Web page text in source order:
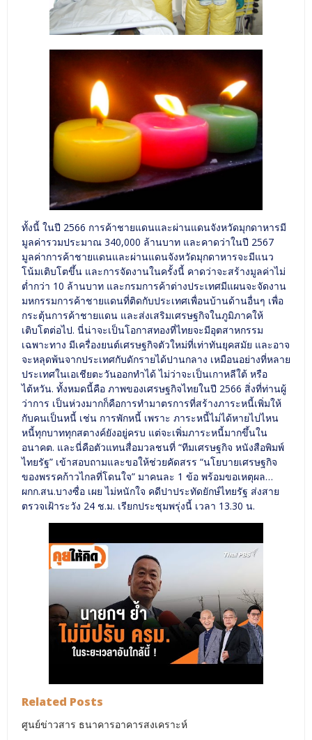
ทั้งนี้ ในปี 2566 การค้าชายแดนและผ่านแดนจังหวัดมุกดาหารมี
มูลค่ารวมประมาณ 340,000 ล้านบาท และคาดว่าในปี 2567
มูลค่าการค้าชายแดนและผ่านแดนจังหวัดมุกดาหารจะมีแนว
โน้มเติบโตขึ้น และการจัดงานในครั้งนี้ คาดว่าจะสร้างมูลค่าไม่
ต่ำกว่า 10 ล้านบาท และกรมการค้าต่างประเทศมีแผนจะจัดงาน
มหกรรมการค้าชายแดนที่ติดกับประเทศเพื่อนบ้านด้านอื่นๆ เพื่อ
กระตุ้นการค้าชายแดน และส่งเสริมเศรษฐกิจในภูมิภาคให้
เติบโตต่อไป. นี่น่าจะเป็นโอกาสทองที่ไทยจะมีอุตสาหกรรม
เฉพาะทาง มีเครื่องยนต์เศรษฐกิจตัวใหม่ที่เท่าทันยุคสมัย และอาจ
จะหลุดพ้นจากประเทศกับดักรายได้ปานกลาง เหมือนอย่างที่หลาย
ประเทศในเอเชียตะวันออกทำได้ ไม่ว่าจะเป็นเกาหลีใต้ หรือ
ไต้หวัน. ทั้งหมดนี้คือ ภาพของเศรษฐกิจไทยในปี 2566 สิ่งที่ท่านผู้
ว่าการ เป็นห่วงมากก็คือการทำมาตรการที่สร้างภาระหนี้เพิ่มให้
กับคนเป็นหนี้ เช่น การพักหนี้ เพราะ ภาระหนี้ไม่ได้หายไปไหน
หนี้ทุกบาททุกสตางค์ยังอยู่ครบ แต่จะเพิ่มภาระหนี้มากขึ้นใน
อนาคต. และนี่คือตัวแทนสื่อมวลชนที่ “ทีมเศรษฐกิจ หนังสือพิมพ์
ไทยรัฐ” เข้าสอบถามและขอให้ช่วยคัดสรร “นโยบายเศรษฐกิจ
ของพรรคก้าวไกลที่โดนใจ” มาคนละ 1 ข้อ พร้อมขอเหตุผล…
ผกก.สน.บางซื่อ เผย ไม่หนักใจ คดีปาประทัดยักษ์ไทยรัฐ ส่งสาย
ตรวจเฝ้าระวัง 24 ช.ม. เรียกประชุมพรุ่งนี้ เวลา 13.30 น.
Related Posts
ศูนย์ข่าวสาร ธนาคารอาคารสงเคราะห์